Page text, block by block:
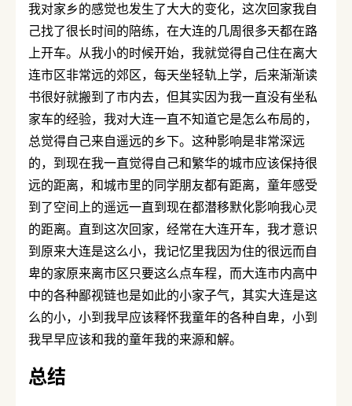
我对家乡的感觉也发生了大大的变化，这次回家我自
己找了很长时间的陪练，在大连的几周很多天都在路
上开车。从我小的时候开始，我就觉得自己住在离大
连市区非常远的郊区，每天坐轻轨上学，后来渐渐读
书很好就搬到了市内去，但其实因为我一直没有坐私
家车的经验，我对大连一直不知道它是怎么布局的，
总觉得自己来自遥远的乡下。这种影响是非常深远
的，到现在我一直觉得自己和繁华的城市应该保持很
远的距离，和城市里的同学朋友都有距离，童年感受
到了空间上的遥远一直到现在都潜移默化影响我心灵
的距离。直到这次回家，经常在大连开车，我才意识
到原来大连是这么小，我记忆里我因为住的很远而自
卑的家原来离市区只要这么点车程，而大连市内高中
中的各种鄙视链也是如此的小家子气，其实大连是这
么的小，小到我早应该释怀我童年的各种自卑，小到
我早早应该和我的童年我的来源和解。
总结